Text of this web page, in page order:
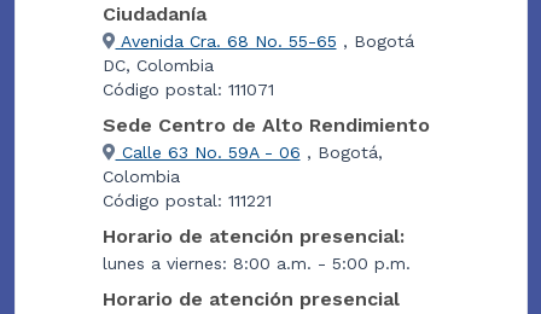
Ciudadanía
Avenida Cra. 68 No. 55-65 , Bogotá
DC, Colombia
Código postal: 111071
Sede Centro de Alto Rendimiento
Calle 63 No. 59A - 06 , Bogotá,
Colombia
Código postal: 111221
Horario de atención presencial:
lunes a viernes: 8:00 a.m. - 5:00 p.m.
Horario de atención presencial